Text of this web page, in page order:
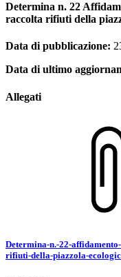
Determina n. 22
raccolta rifiuti della
Data di pubblicazione:
Data di ultimo
Allegati
Determina-n.-22-
rifiuti-della-piazzola-